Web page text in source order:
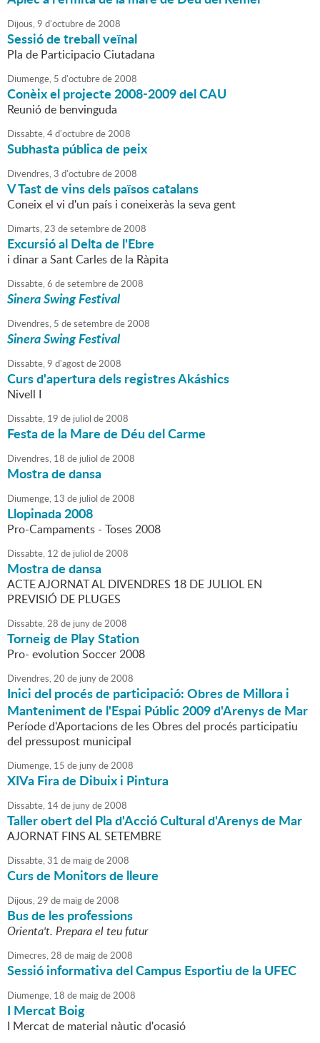
Dijous,9 d'octubrede2008
Sessió de treball veïnal
Pla de Participacio Ciutadana
Diumenge, 5 d'octubrede2008
Conèix el projecte 2008-2009 del CAU
Reunió de benvinguda
Dissabte,4d'octubrede2008
Subhasta pública de peix
Divendres,3 d'octubrede2008
V Tast de vins dels països catalans
Coneix el vi d'un país i coneixeràs la seva gent
Dimarts,23 desetembrede2008
Excursió al Delta de l'Ebre
i dinar a Sant Carles de la Ràpita
Dissabte,6 desetembrede2008
Sinera Swing Festival
Divendres, 5 desetembrede2008
Sinera Swing Festival
Dissabte,9 d'agostde2008
Curs d'apertura dels registres Akáshics
Nivell I
Dissabte, 19 de juliol de2008
Festa de la Mare de Déu del Carme
Divendres, 18 de juliol de2008
Mostra de dansa
Diumenge, 13 de juliol de2008
Llopinada 2008
Pro-Campaments - Toses 2008
Dissabte, 12 de juliol de2008
Mostra de dansa
ACTE AJORNAT AL DIVENDRES 18 DE JULIOL EN
PREVISIÓ DE PLUGES
Dissabte,28 de junyde2008
Torneig de Play Station
Pro- evolution Soccer 2008
Divendres,20 de junyde2008
Inici del procés de participació: Obres de Millora i
Manteniment de l'Espai Públic 2009 d'Arenys de Mar
Període d'Aportacions de les Obres del procés participatiu
del pressupost municipal
Diumenge, 15 de junyde2008
XIVa Fira de Dibuix i Pintura
Dissabte, 14de junyde2008
Taller obert del Pla d'Acció Cultural d'Arenys de Mar
AJORNAT FINS AL SETEMBRE
Dissabte,31 de maigde2008
Curs de Monitors de lleure
Dijous,29 de maigde2008
Bus de les professions
Orienta't. Prepara el teu futur
Dimecres,28 de maigde2008
Sessió informativa del Campus Esportiu de la UFEC
Diumenge, 18 de maigde2008
I Mercat Boig
I Mercat de material nàutic d'ocasió